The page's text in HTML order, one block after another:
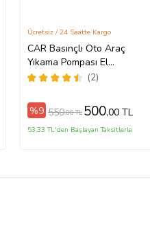
CAR Basınçlı Oto Araç
Yıkama Pompası El
Değmeden Köpük
(2)
Ücretsiz / 24 Saatte Kargo
%9 550,00 TL 500,00 TL
53,33 TL'den Başlayan Taksitlerle